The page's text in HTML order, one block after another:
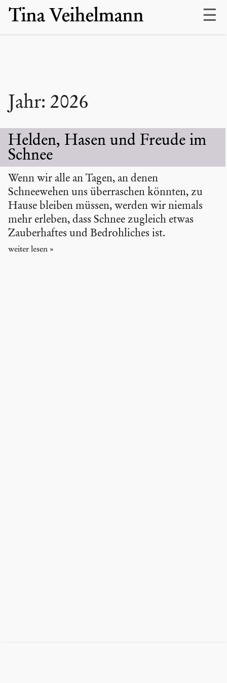
Skip
Tina Veihelmann
Jahr: 2026
Helden, Hasen und Freude im
Schnee
Wenn wir alle an Tagen, an denen
Schneewehen uns überraschen könnten, zu
Hause bleiben müssen, werden wir niemals
mehr erleben, dass Schnee zugleich etwas
Zauberhaftes und Bedrohliches ist.